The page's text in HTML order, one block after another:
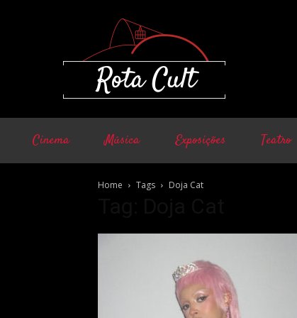
Cinema Música Exposições Teatro
Home Tags Doja Cat